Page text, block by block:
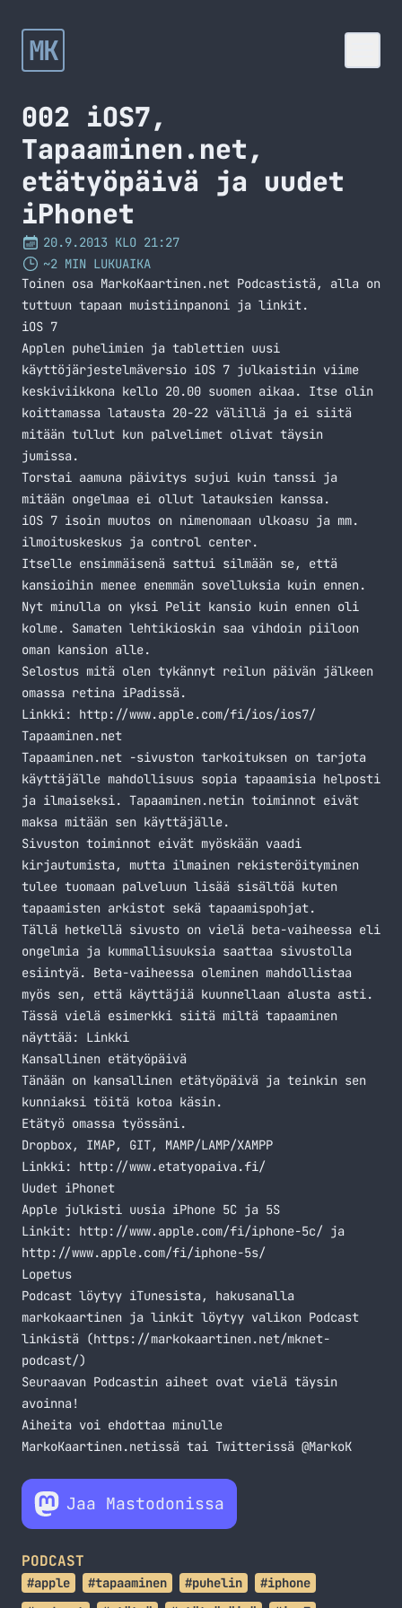
MK
002 iOS7,
Tapaaminen.net,
etätyöpäivä ja uudet
iPhonet
20.9.2013 KLO 21:27
~2 MIN LUKUAIKA
Toinen osa MarkoKaartinen.net Podcastistä, alla on
tuttuun tapaan muistiinpanoni ja linkit.
iOS 7
Applen puhelimien ja tablettien uusi
käyttöjärjestelmäversio iOS 7 julkaistiin viime
keskiviikkona kello 20.00 suomen aikaa. Itse olin
koittamassa latausta 20-22 välillä ja ei siitä
mitään tullut kun palvelimet olivat täysin
jumissa.
Torstai aamuna päivitys sujui kuin tanssi ja
mitään ongelmaa ei ollut latauksien kanssa.
iOS 7 isoin muutos on nimenomaan ulkoasu ja mm.
ilmoituskeskus ja control center.
Itselle ensimmäisenä sattui silmään se, että
kansioihin menee enemmän sovelluksia kuin ennen.
Nyt minulla on yksi Pelit kansio kuin ennen oli
kolme. Samaten lehtikioskin saa vihdoin piiloon
oman kansion alle.
Selostus mitä olen tykännyt reilun päivän jälkeen
omassa retina iPadissä.
Linkki: http://www.apple.com/fi/ios/ios7/
Tapaaminen.net
Tapaaminen.net -sivuston tarkoituksen on tarjota
käyttäjälle mahdollisuus sopia tapaamisia helposti
ja ilmaiseksi. Tapaaminen.netin toiminnot eivät
maksa mitään sen käyttäjälle.
Sivuston toiminnot eivät myöskään vaadi
kirjautumista, mutta ilmainen rekisteröityminen
tulee tuomaan palveluun lisää sisältöä kuten
tapaamisten arkistot sekä tapaamispohjat.
Tällä hetkellä sivusto on vielä beta-vaiheessa eli
ongelmia ja kummallisuuksia saattaa sivustolla
esiintyä. Beta-vaiheessa oleminen mahdollistaa
myös sen, että käyttäjiä kuunnellaan alusta asti.
Tässä vielä esimerkki siitä miltä tapaaminen
näyttää: Linkki
Kansallinen etätyöpäivä
Tänään on kansallinen etätyöpäivä ja teinkin sen
kunniaksi töitä kotoa käsin.
Etätyö omassa työssäni.
Dropbox, IMAP, GIT, MAMP/LAMP/XAMPP
Linkki: http://www.etatyopaiva.fi/
Uudet iPhonet
Apple julkisti uusia iPhone 5C ja 5S
Linkit: http://www.apple.com/fi/iphone-5c/ ja
http://www.apple.com/fi/iphone-5s/
Lopetus
Podcast löytyy iTunesista, hakusanalla
markokaartinen ja linkit löytyy valikon Podcast
linkistä (https://markokaartinen.net/mknet-
podcast/)
Seuraavan Podcastin aiheet ovat vielä täysin
avoinna!
Aiheita voi ehdottaa minulle
MarkoKaartinen.netissä tai Twitterissä @MarkoK
Jaa Mastodonissa
PODCAST
#apple #tapaaminen #puhelin
#iphone